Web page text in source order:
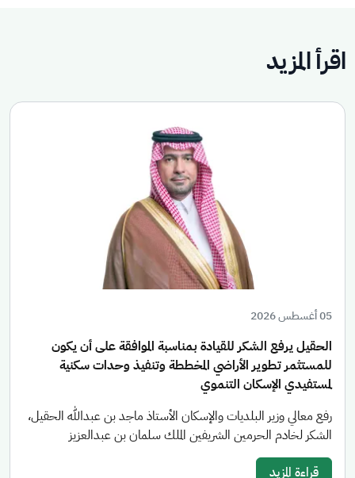
اقرأ المزيد
05 أغسطس 2026
الحقيل يرفع الشكر للقيادة بمناسبة الموافقة على أن يكون
للمستثمر تطوير الأراضي المخططة وتنفيذ وحدات سكنية
لمستفيدي الإسكان التنموي
رفع معالي وزير البلديات والإسكان الأستاذ ماجد بن عبدالله الحقيل،
الشكر لخادم الحرمين الشريفين الملك سلمان بن عبدالعزيز
قراءة المزيد